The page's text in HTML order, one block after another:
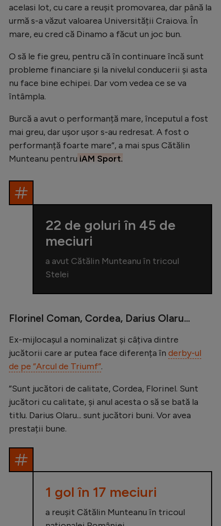
acelasi lot, cu care a reușit promovarea, dar până la
urmă s-a văzut valoarea Universității Craiova. În
mare, eu cred că Dinamo a făcut un joc bun.
O să le fie greu, pentru că în continuare încă sunt
probleme financiare și la nivelul conducerii și asta
nu face bine echipei. Dar vom vedea ce se va
întâmpla.
Burcă a avut o performanță mare, începutul a fost
mai greu, dar ușor ușor s-au redresat. A fost o
performanță foarte mare”, a mai spus Cătălin
Munteanu pentru iAM Sport.
22 de goluri în 45 de
meciuri
a avut Cătălin Munteanu în tricoul
Stelei
Florinel Coman, Cordea, Darius Olaru...
Ex-mijlocașul a nominalizat și câțiva dintre
jucătorii care ar putea face diferența în derby-ul
de pe ”Arcul de Triumf”.
”Sunt jucători de calitate, Cordea, Florinel. Sunt
jucători cu calitate, și anul acesta o să se bată la
titlu. Darius Olaru... sunt jucători buni. Vor avea
prestații bune.
1 gol în 17 meciuri
a reușit Cătălin Munteanu în tricoul